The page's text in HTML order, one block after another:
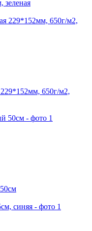
229*152мм, 650г/м2,